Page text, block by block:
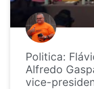
Politica:
Alfredo
vice-